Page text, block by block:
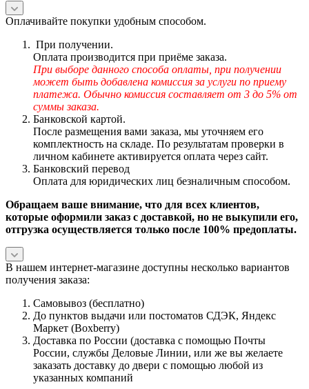
Оплачивайте покупки удобным способом.
При получении.
Оплата производится при приёме заказа.
При выборе данного способа оплаты, при получении
может быть добавлена комиссия за услуги по приему
платежа. Обычно комиссия составляет от 3 до 5% от
суммы заказа.
Банковской картой.
После размещения вами заказа, мы уточняем его
комплектность на складе. По результатам проверки в
личном кабинете активируется оплата через сайт.
Банковский перевод
Оплата для юридических лиц безналичным способом.
Обращаем ваше внимание, что для всех клиентов,
которые оформили заказ с доставкой, но не выкупили его,
отгрузка осуществляется только после 100% предоплаты.
В нашем интернет-магазине доступны несколько вариантов
получения заказа:
Самовывоз (бесплатно)
До пунктов выдачи или постоматов СДЭК, Яндекс
Маркет (Boxberry)
Доставка по России (доставка с помощью Почты
России, службы Деловые Линии, или же вы желаете
заказать доставку до двери с помощью любой из
указанных компаний